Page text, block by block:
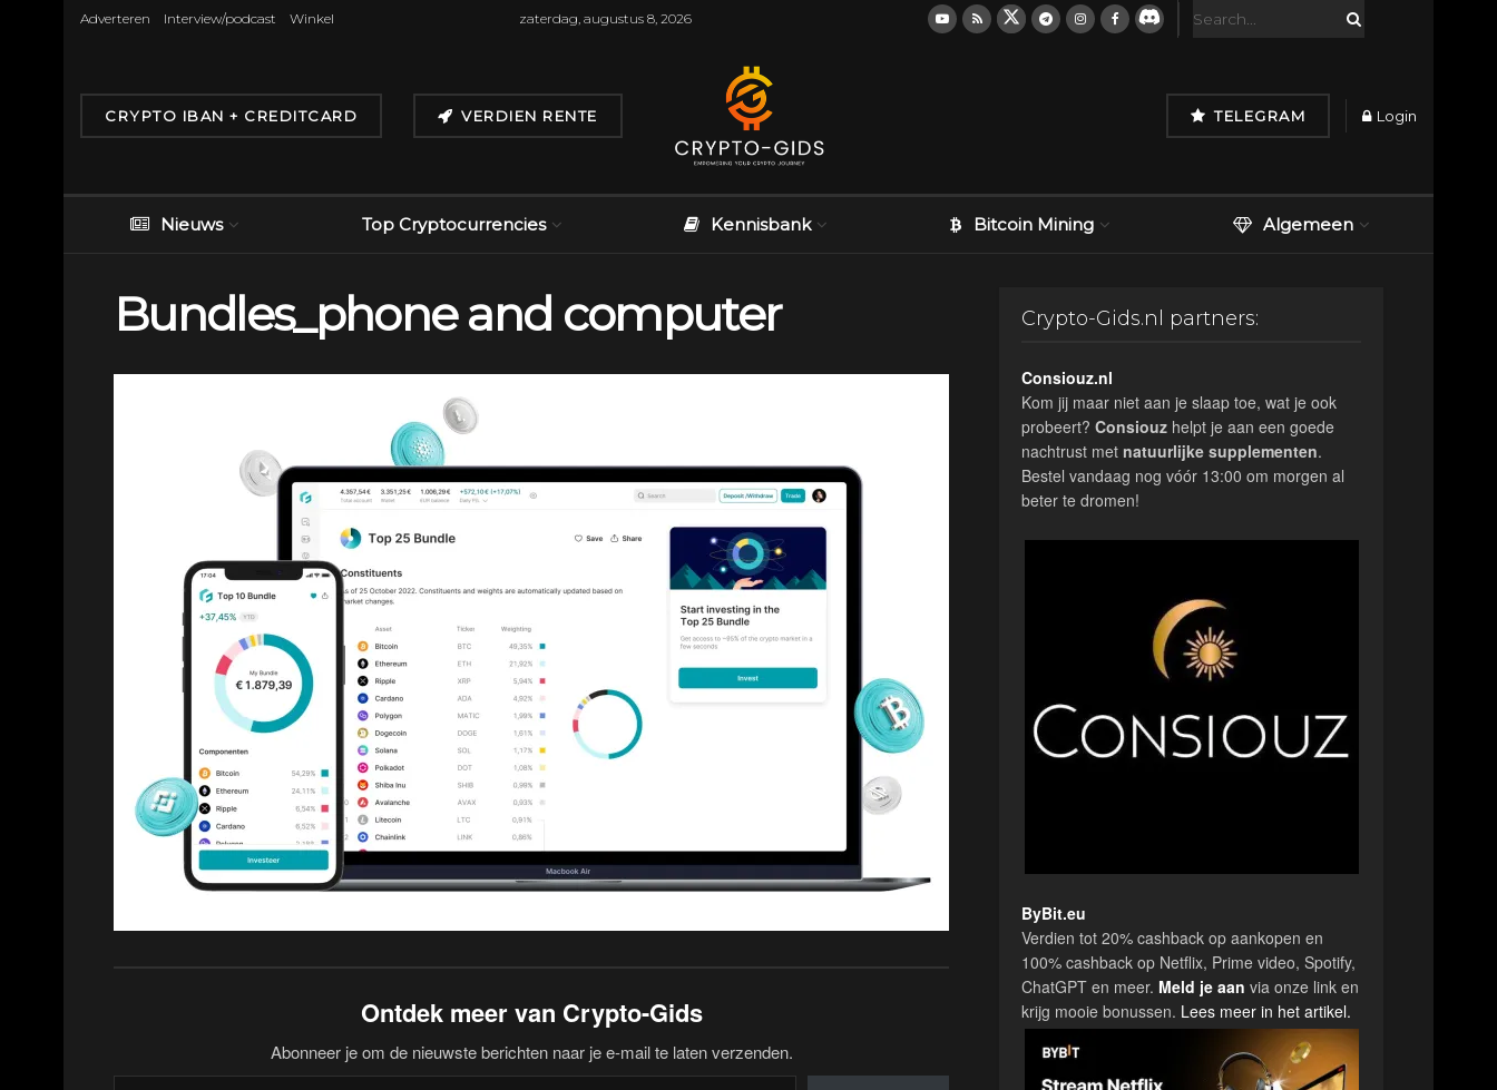
Adverteren Interview/podcast Winkel zaterdag, augustus 8, 2026
CRYPTO IBAN + CREDITCARD VERDIEN RENTE TELEGRAM Login
Nieuws Top Cryptocurrencies Kennisbank Bitcoin Mining Algemeen
Bundles_phone and computer
Ontdek meer van Crypto-Gids
Abonneer je om de nieuwste berichten naar je e-mail te laten verzenden.
Typ je e-mail...
Crypto-Gids.nl partners:
Consiouz.nl
Kom jij maar niet aan je slaap toe, wat je ook
probeert? Consiouz helpt je aan een goede
nachtrust met natuurlijke supplementen.
Bestel vandaag nog vóór 13:00 om morgen al
beter te dromen!
ByBit.eu
Verdien tot 20% cashback op aankopen en
100% cashback op Netflix, Prime video, Spotify,
ChatGPT en meer. Meld je aan via onze link en
krijg mooie bonussen. Lees meer in het artikel.